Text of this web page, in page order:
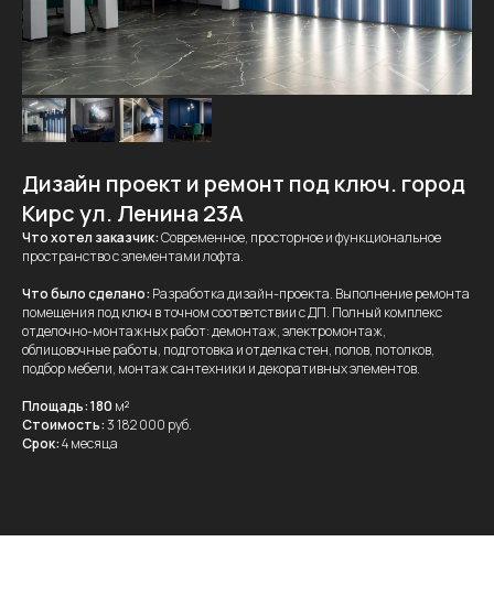
Дизайн проект и ремонт под ключ. город
Кирс ул. Ленина 23А
Что хотел заказчик:Современное, просторное и функциональное
пространство с элементами лофта.
Что было сделано: Разработка дизайн-проекта. Выполнение ремонта
помещения под ключ в точном соответствии с ДП. Полный комплекс
отделочно-монтажных работ: демонтаж, электромонтаж,
облицовочные работы, подготовка и отделка стен, полов, потолков,
подбор мебели, монтаж сантехники и декоративных элементов.
Площадь: 180 м²
Стоимость:3 182 000 руб.
Срок:4 месяца